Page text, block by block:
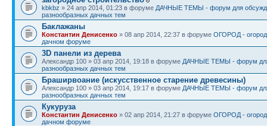
kbkbz » 24 апр 2014, 01:23 в форуме ДАЧНЫЕ ТЕМЫ - форум для
разнообразных дачных тем
Баклажаны
Константин Денисенко » 08 апр 2014, 22:37 в форуме ОГОРОД -
дачном форуме
3D панели из дерева
Александр 100 » 03 апр 2014, 19:18 в форуме ДАЧНЫЕ ТЕМЫ - форум
разнообразных дачных тем
Браширвоание (искусственное старение древесины)
Александр 100 » 03 апр 2014, 19:17 в форуме ДАЧНЫЕ ТЕМЫ - форум
разнообразных дачных тем
Кукуруза
Константин Денисенко » 02 апр 2014, 21:27 в форуме ОГОРОД -
дачном форуме